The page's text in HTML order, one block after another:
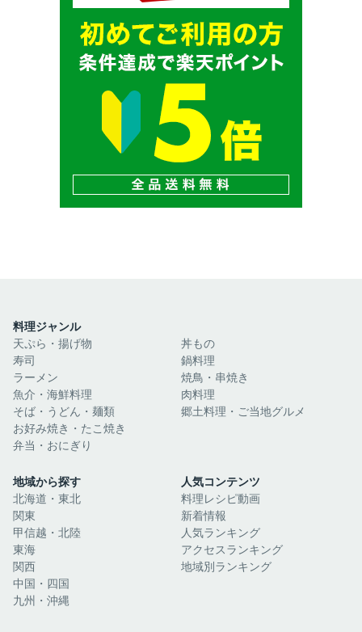
料理ジャンル
天ぷら・揚げ物
寿司
ラーメン
魚介・海鮮料理
そば・うどん・麺類
お好み焼き・たこ焼き
弁当・おにぎり
丼もの
鍋料理
焼鳥・串焼き
肉料理
郷土料理・ご当地グルメ
地域から探す
北海道・東北
関東
甲信越・北陸
東海
関西
中国・四国
九州・沖縄
人気コンテンツ
料理レシピ動画
新着情報
人気ランキング
アクセスランキング
地域別ランキング